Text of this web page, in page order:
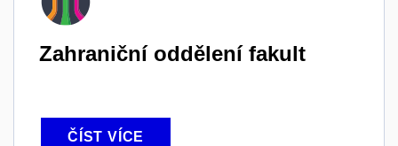
Zahraniční oddělení fakult
ČÍST VÍCE